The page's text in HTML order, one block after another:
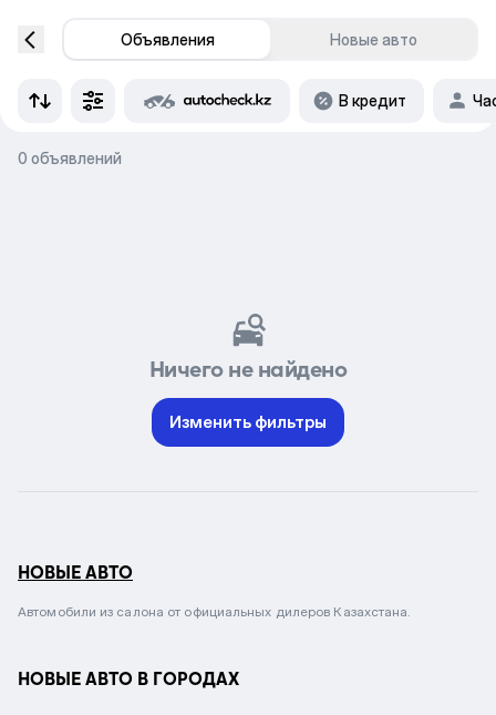
Объявления Новые авто
В кредит
0 объявлений
Ничего не найдено
Изменить фильтры
НОВЫЕ АВТО
Автомобили из салона от официальных дилеров Казахстана.
НОВЫЕ АВТО В ГОРОДАХ